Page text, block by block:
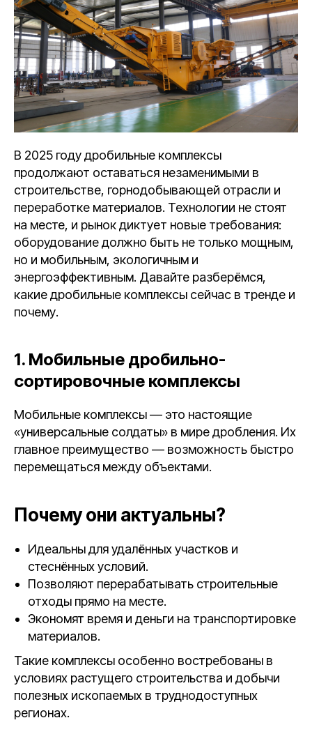
В 2025 году дробильные комплексы
продолжают оставаться незаменимыми в
строительстве, горнодобывающей отрасли и
переработке материалов. Технологии не стоят
на месте, и рынок диктует новые требования:
оборудование должно быть не только мощным,
но и мобильным, экологичным и
энергоэффективным. Давайте разберёмся,
какие дробильные комплексы сейчас в тренде и
почему.
1. Мобильные дробильно-
сортировочные комплексы
Мобильные комплексы — это настоящие
«универсальные солдаты» в мире дробления. Их
главное преимущество — возможность быстро
перемещаться между объектами.
Почему они актуальны?
Идеальны для удалённых участков и
стеснённых условий.
Позволяют перерабатывать строительные
отходы прямо на месте.
Экономят время и деньги на транспортировке
материалов.
Такие комплексы особенно востребованы в
условиях растущего строительства и добычи
полезных ископаемых в труднодоступных
регионах.